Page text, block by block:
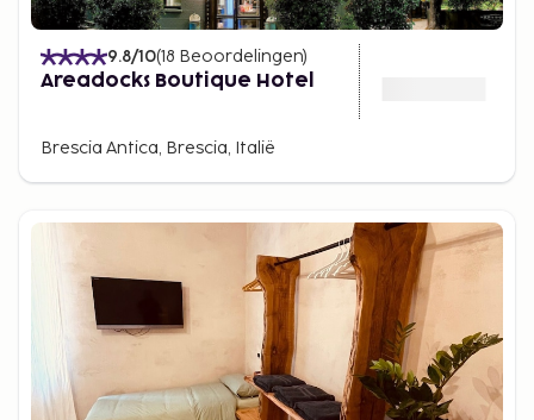
9.8/10(18 Beoordelingen)
Areadocks Boutique Hotel
Brescia Antica, Brescia, Italië